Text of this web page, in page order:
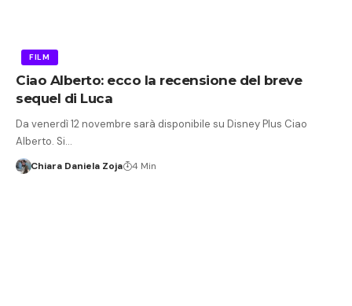
FILM
Ciao Alberto: ecco la recensione del breve
sequel di Luca
Da venerdì 12 novembre sarà disponibile su Disney Plus Ciao
Alberto. Si…
Chiara Daniela Zoja 4 Min